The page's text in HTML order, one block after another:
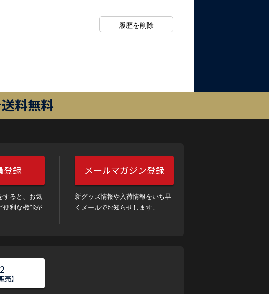
料無料
登録
すると、お気
便利な機能が
メールマガジン登録
新グッズ情報や入荷情報をいち早
くメールでお知らせします。
売】